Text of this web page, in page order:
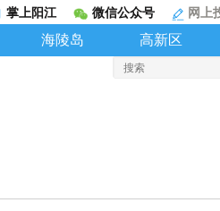
掌上阳江 微信公众号 网上
海陵岛 高新区